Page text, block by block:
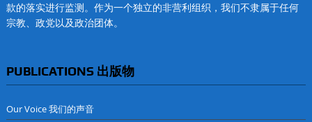
款的落实进行监测。作为一个独立的非营利组织，我们不隶属于任何
宗教、政党以及政治团体。
PUBLICATIONS 出版物
Our Voice 我们的声音